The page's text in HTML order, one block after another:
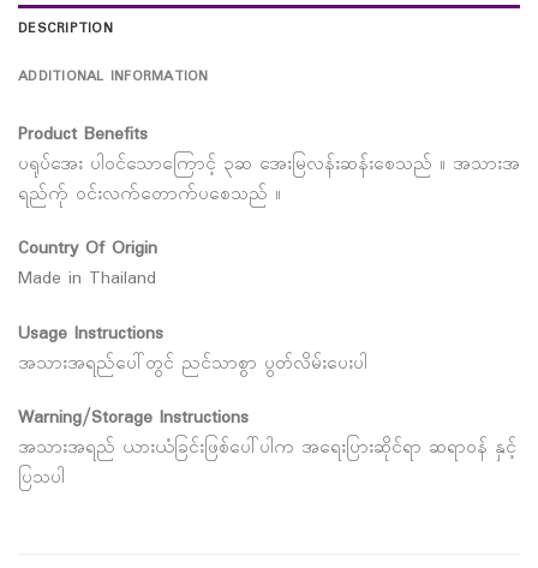
DESCRIPTION
ADDITIONAL INFORMATION
Product Benefits
ပရုပ်အေး ပါဝင်သောကြောင့် ၃ဆ အေးမြလန်းဆန်းစေသည် ။ အသားအ
ရည်က်ု ဝင်းလက်တောက်ပစေသည် ။
Country Of Origin
Made in Thailand
Usage Instructions
အသားအရည်ပေါ်တွင် ညင်သာစွာ ပွတ်လိမ်းပေးပါ
Warning/Storage Instructions
အသားအရည် ယားယံခြင်းဖြစ်ပေါ်ပါက အရေးပြားဆိုင်ရာ ဆရာဝန် နှင့်
ပြသပါ